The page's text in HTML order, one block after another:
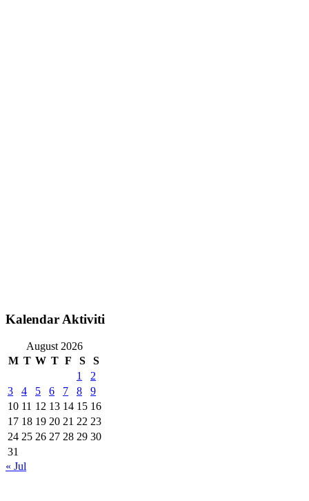
Kalendar Aktiviti
August 2026
M T W T F S
S
1
2
3
4 5 6 7 8
9
10 11 12 13 14 15 16
17 18 19 20 21 22 23
24 25 26 27 28 29 30
31
« Jul